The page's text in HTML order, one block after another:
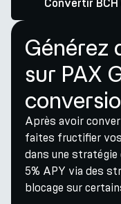
Convertir BCH
Générez
sur PAX
Après avoir
faites fructifier vos
dans une stratégie
5% APY via des
blocage sur